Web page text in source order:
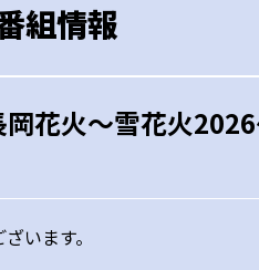
組情報
花火～雪花火
います。